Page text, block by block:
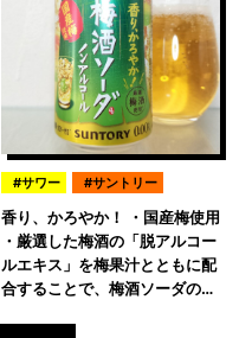
サワー サントリー
香り、かろやか！ ・国産梅使用
・厳選した梅酒の「脱アルコー
ルエキス」を梅果汁とともに配
合することで、梅酒ソーダの…